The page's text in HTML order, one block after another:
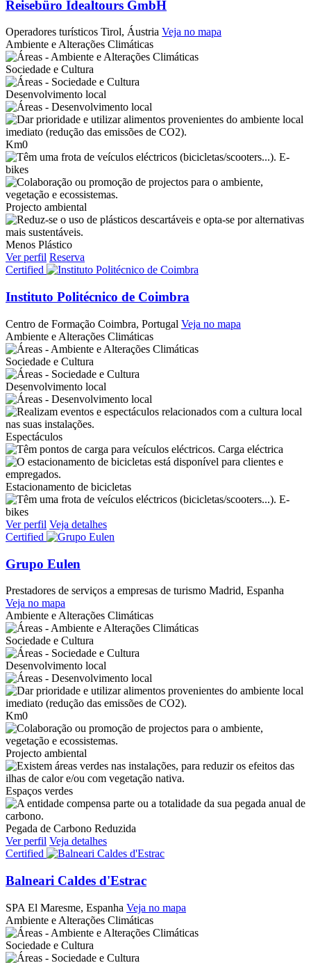
Reisebüro Idealtours GmbH
Operadores turísticos Tirol, Áustria Veja no mapa
Ambiente e Alterações Climáticas
Sociedade e Cultura
Desenvolvimento local
Km0
E-
bikes
Projecto ambiental
Menos Plástico
Ver perfil Reserva
Certified
Instituto Politécnico de Coimbra
Centro de Formação Coimbra, Portugal Veja no mapa
Ambiente e Alterações Climáticas
Sociedade e Cultura
Desenvolvimento local
Espectáculos
Carga eléctrica
Estacionamento de bicicletas
E-
bikes
Ver perfil Veja detalhes
Certified
Grupo Eulen
Prestadores de serviços a empresas de turismo Madrid, Espanha
Veja no mapa
Ambiente e Alterações Climáticas
Sociedade e Cultura
Desenvolvimento local
Km0
Projecto ambiental
Espaços verdes
Pegada de Carbono Reduzida
Ver perfil Veja detalhes
Certified
Balneari Caldes d'Estrac
SPA El Maresme, Espanha Veja no mapa
Ambiente e Alterações Climáticas
Sociedade e Cultura